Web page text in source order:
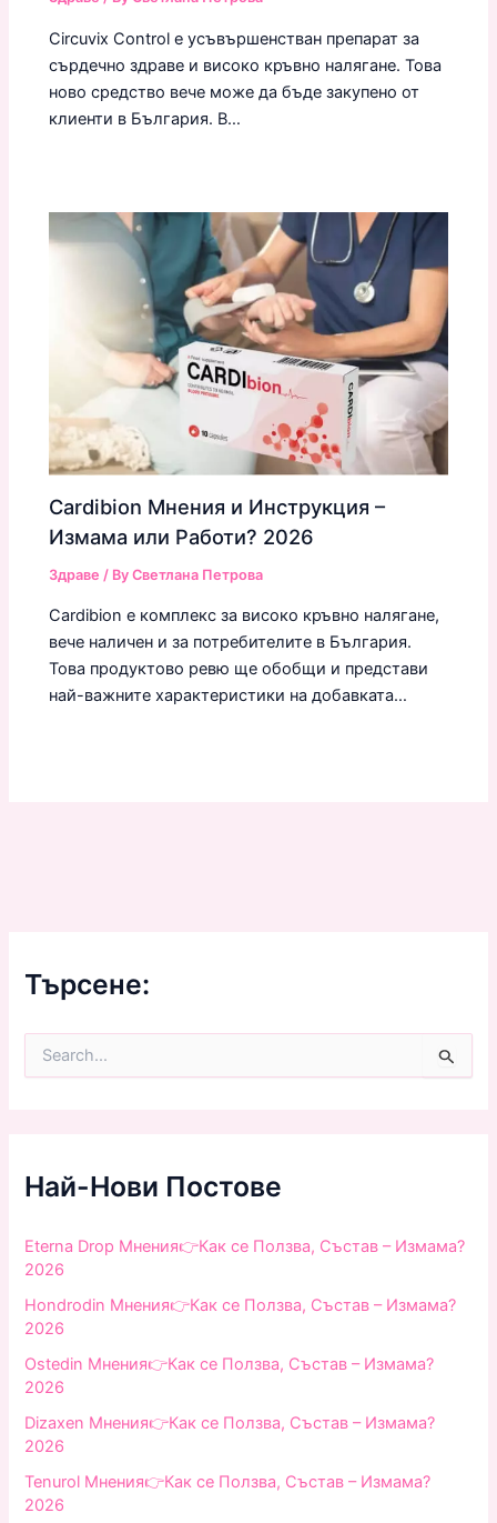
Circuvix Control е усъвършенстван препарат за
сърдечно здраве и високо кръвно налягане. Това
ново средство вече може да бъде закупено от
клиенти в България. В…
Cardibion Мнения и Инструкция –
Измама или Работи? 2026
Здраве / ByСветлана Петрова
Cardibion е комплекс за високо кръвно налягане,
вече наличен и за потребителите в България.
Това продуктово ревю ще обобщи и представи
най-важните характеристики на добавката…
Търсене:
f
o
:
Най-Нови Постове
Eterna Drop Мнения👉Как се Ползва, Състав – Измама?
2026
Hondrodin Мнения👉Как се Ползва, Състав – Измама?
2026
Ostedin Мнения👉Как се Ползва, Състав – Измама?
2026
Dizaxen Мнения👉Как се Ползва, Състав – Измама?
2026
Tenurol Мнения👉Как се Ползва, Състав – Измама?
2026